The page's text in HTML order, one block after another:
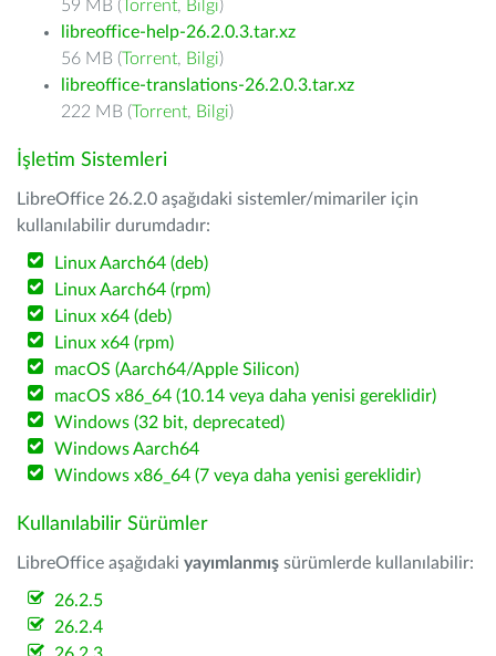
59 MB (Torrent, Bilgi)
libreoffice-help-26.2.0.3.tar.xz
56 MB (Torrent, Bilgi)
libreoffice-translations-26.2.0.3.tar.xz
222 MB (Torrent, Bilgi)
İşletim Sistemleri
LibreOffice 26.2.0 aşağıdaki sistemler/mimariler için
kullanılabilir durumdadır:
Linux Aarch64 (deb)
Linux Aarch64 (rpm)
Linux x64 (deb)
Linux x64 (rpm)
macOS (Aarch64/Apple Silicon)
macOS x86_64 (10.14 veya daha yenisi gereklidir)
Windows (32 bit, deprecated)
Windows Aarch64
Windows x86_64 (7 veya daha yenisi gereklidir)
Kullanılabilir Sürümler
LibreOffice aşağıdaki yayımlanmış sürümlerde kullanılabilir:
26.2.5
26.2.4